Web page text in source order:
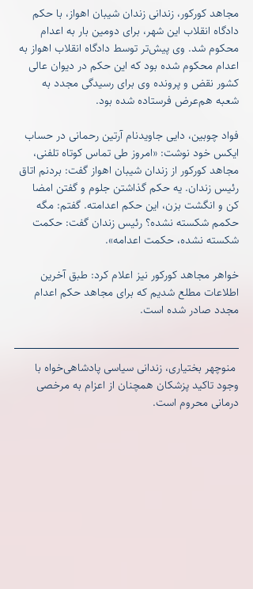
مجاهد کورکور، زندانی زندان شیبان اهواز، با حکم
دادگاه انقلاب این شهر، برای دومین بار به اعدام
محکوم شد. وی پیش‌تر توسط دادگاه انقلاب اهواز به
اعدام محکوم شده بود که این حکم در دیوان عالی
کشور نقض و پرونده وی برای رسیدگی مجدد به
شعبه هم‌عرض فرستاده شده بود.
فواد چوبین، دایی جاویدنام آرتین رحمانی در حساب
ایکس خود نوشت: «امروز طی تماس کوتاه تلفنی،
مجاهد کورکور از زندان شیبان اهواز گفت: بردنم اتاق
رئیس زندان. یه حکم گذاشتن جلوم و گفتن امضا
کن و انگشت بزن، این حکم اعدامته. گفتم: مگه
حکمم شکسته نشده؟ رئیس زندان گفت: حکمت
شکسته نشده، حکمت اعدامه».
خواهر مجاهد کورکور نیز اعلام کرد: طبق آخرین
اطلاعات مطلع شدیم که برای مجاهد حکم اعدام
مجدد صادر شده است.
منوچهر بختیاری، زندانی سیاسی پادشاهی‌خواه با
وجود تاکید پزشکان همچنان از اعزام به مرخصی
درمانی محروم است.